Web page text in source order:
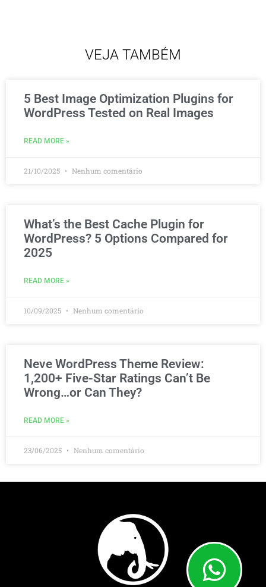
VEJA TAMBÉM
5 Best Image Optimization Plugins for
WordPress Tested on Real Images
READ MORE »
21/10/2025 Nenhum comentário
What’s the Best Cache Plugin for
WordPress? 5 Options Compared for
2025
READ MORE »
10/09/2025 Nenhum comentário
Neve WordPress Theme Review:
1,200+ Five-Star Ratings Can’t Be
Wrong…or Can They?
READ MORE »
23/06/2025 Nenhum comentário